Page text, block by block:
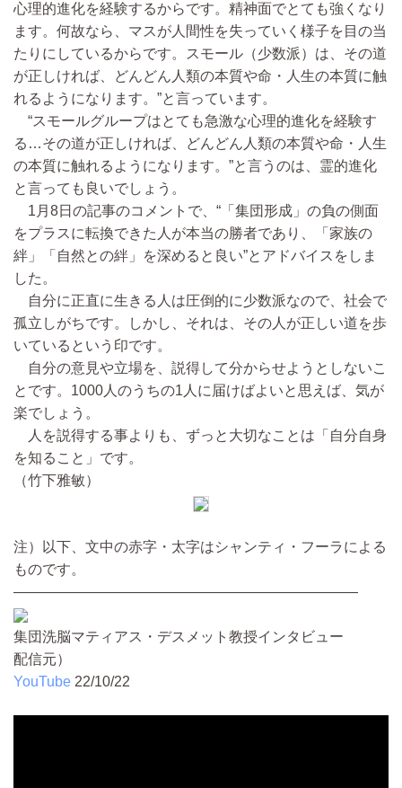
心理的進化を経験するからです。精神面でとても強くなり
ます。何故なら、マスが人間性を失っていく様子を目の当
たりにしているからです。スモール（少数派）は、その道
が正しければ、どんどん人類の本質や命・人生の本質に触
れるようになります。”と言っています。
“スモールグループはとても急激な心理的進化を経験す
る…その道が正しければ、どんどん人類の本質や命・人生
の本質に触れるようになります。”と言うのは、霊的進化
と言っても良いでしょう。
1月8日の記事のコメントで、“「集団形成」の負の側面
をプラスに転換できた人が本当の勝者であり、「家族の
絆」「自然との絆」を深めると良い”とアドバイスをしま
した。
自分に正直に生きる人は圧倒的に少数派なので、社会で
孤立しがちです。しかし、それは、その人が正しい道を歩
いているという印です。
自分の意見や立場を、説得して分からせようとしないこ
とです。1000人のうちの1人に届けばよいと思えば、気が
楽でしょう。
人を説得する事よりも、ずっと大切なことは「自分自身
を知ること」です。
（竹下雅敏）
注）以下、文中の赤字・太字はシャンティ・フーラによる
ものです。
————————————————————————
集団洗脳マティアス・デスメット教授インタビュー
配信元）
YouTube 22/10/22